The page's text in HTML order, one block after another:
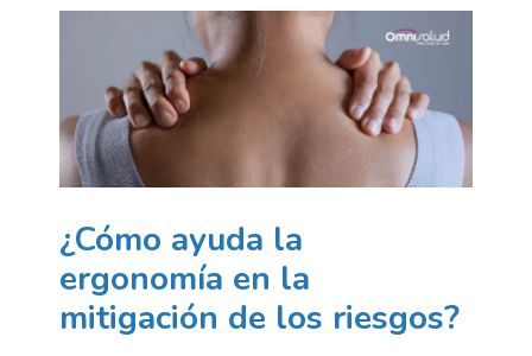
¿Cómo ayuda la
ergonomía en la
mitigación de los riesgos?